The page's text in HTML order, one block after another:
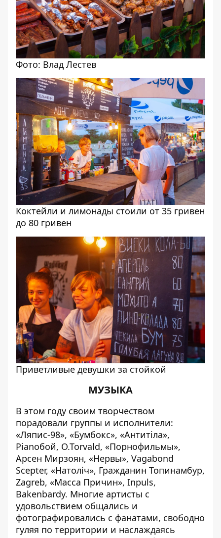
Фото: Влад Лестев
Коктейли и лимонады стоили от 35 гривен
до 80 гривен
Приветливые девушки за стойкой
МУЗЫКА
В этом году своим творчеством
порадовали группы и исполнители:
«Ляпис-98», «Бумбокс», «Антитіла»,
Pianoбой, O.Torvald, «Порнофильмы»,
Арсен Мирзоян, «Нервы», Vagabond
Scepter, «Натолiч», Гражданин Топинамбур,
Zagreb, «Масса Причин», Inpuls,
Bakenbardy. Многие артисты с
удовольствием общались и
фотографировались с фанатами, свободно
гуляя по территории и наслаждаясь